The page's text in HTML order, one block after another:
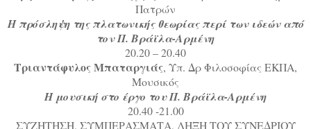
Πατρών
Η πρόσληψη της πλατωνικής θεωρίας περί των ιδεών από
τον Π. Βράϊλα-Αρμένη
20.20 – 20.40
Τριαντάφυλος Μπαταργιάς, Υπ. Δρ Φιλοσοφίας ΕΚΠΑ,
Μουσικός
Η μουσική στο έργο του Π. Βράϊλα-Αρμένη
20.40 -21.00
ΣΥΖΗΤΗΣΗ, ΣΥΜΠΕΡΑΣΜΑΤΑ, ΛΗΞΗ ΤΟΥ ΣΥΝΕΔΡΙΟΥ